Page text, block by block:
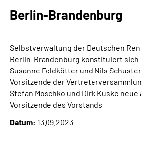
Online-Services
Inhalte in Gebärdensprache (DGS)
Leichte Sprache
Suche
Berlin-Brandenburg
Selbstverwaltung der Deutschen
Berlin-Brandenburg konstituiert sich
Susanne Feldkötter und Nils
Vorsitzende der
Stefan Moschko und Dirk Kuske
Vorsitzende des Vorstands
Datum: 13.09.2023